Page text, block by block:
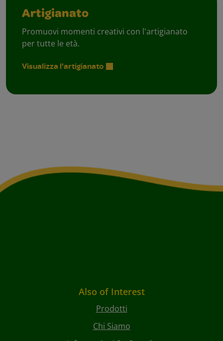
Artigianato
Promuovi momenti creativi con l'artigianato
per tutte le età.
Visualizza l'artigianato
Also of Interest
Prodotti
Chi Siamo